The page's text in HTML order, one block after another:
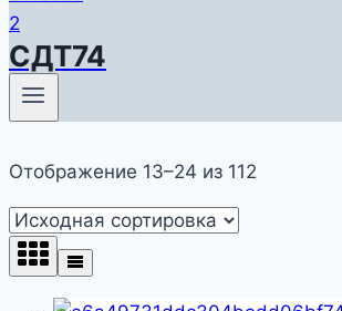
СДТ74
Отображение 13–24 из 112